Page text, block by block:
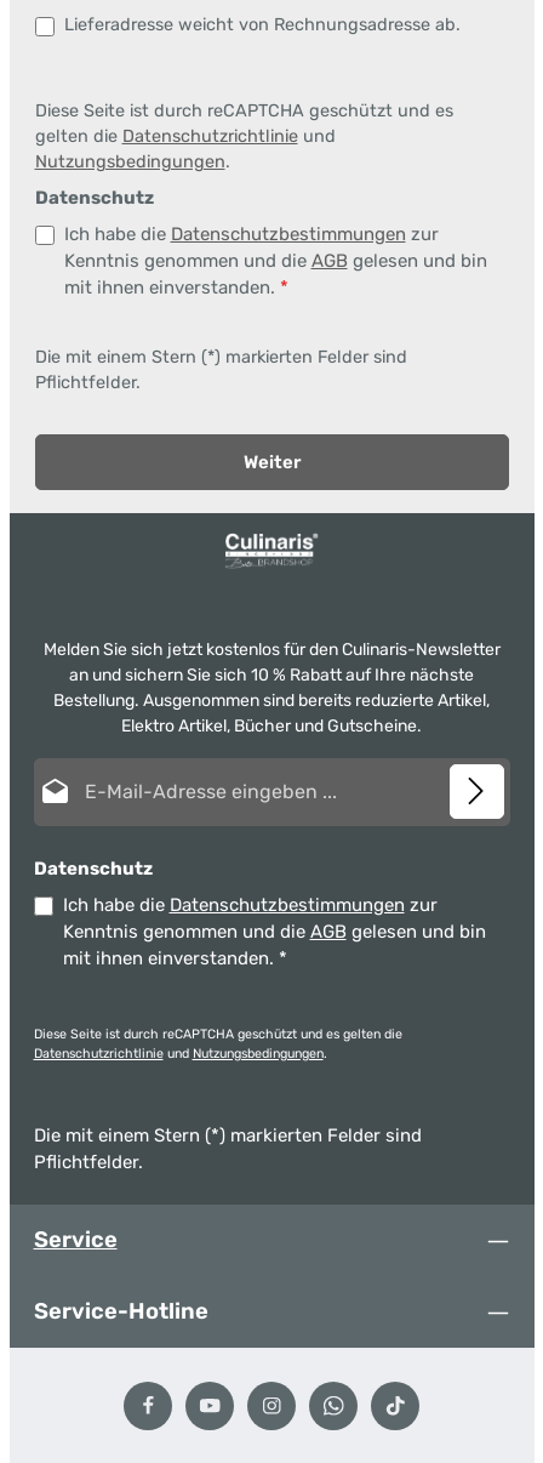
Lieferadresse weicht von Rechnungsadresse ab.
Diese Seite ist durch reCAPTCHA geschützt und es
gelten die Datenschutzrichtlinieund
Nutzungsbedingungen.
Datenschutz
Ich habe die Datenschutzbestimmungen zur
Kenntnis genommen und die AGB gelesen und bin
mit ihnen einverstanden. *
Die mit einem Stern (*) markierten Felder sind
Pflichtfelder.
Weiter
Melden Sie sich jetzt kostenlos für den Culinaris-Newsletter
an und sichern Sie sich 10 % Rabatt auf Ihre nächste
Bestellung. Ausgenommen sind bereits reduzierte Artikel,
Elektro Artikel, Bücher und Gutscheine.
Datenschutz
Ich habe die Datenschutzbestimmungen zur
Kenntnis genommen und die AGB gelesen und bin
mit ihnen einverstanden. *
Diese Seite ist durch reCAPTCHA geschützt und es gelten die
Datenschutzrichtlinieund Nutzungsbedingungen.
Die mit einem Stern (*) markierten Felder sind
Pflichtfelder.
Service
Service-Hotline